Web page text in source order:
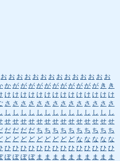
お お お お お お お お お お お お お お
か が が が が が が が が が が が き き
け け け け け け け け け け け け け け
さ さ さ さ さ さ さ さ さ さ さ さ さ さ
し し し し し し し し し し し し し し
せ せ せ せ せ せ せ せ せ せ せ せ せ せ
だ だ だ だ ち ち ち ち ち ち ち ち ち ち
ど ど ど ど ど ど ど ど ど な な な な な
ひ ひ ひ ひ ひ ひ ひ ひ ひ ひ ひ ひ ひ ひ
ぼ ぼ ぼ ぼ ま ま ま ま ま ま ま ま ま ま